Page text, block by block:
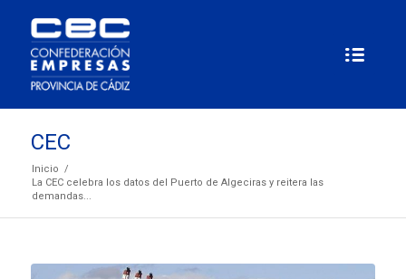
CEC
Inicio /
La CEC celebra los datos del Puerto de Algeciras y reitera las
demandas...